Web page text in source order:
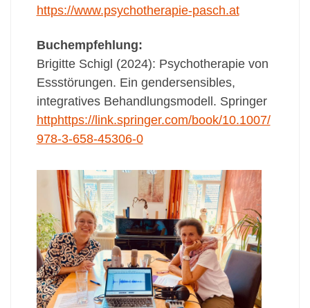
https://www.psychotherapie-pasch.at
Buchempfehlung:
Brigitte Schigl (2024): Psychotherapie von
Essstörungen. Ein gendersensibles,
integratives Behandlungsmodell. Springer
httphttps://link.springer.com/book/10.1007/
978-3-658-45306-0